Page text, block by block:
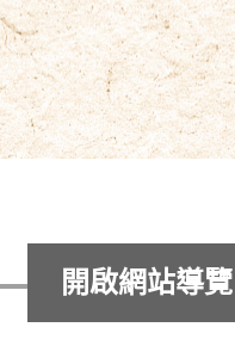
開啟網站導覽